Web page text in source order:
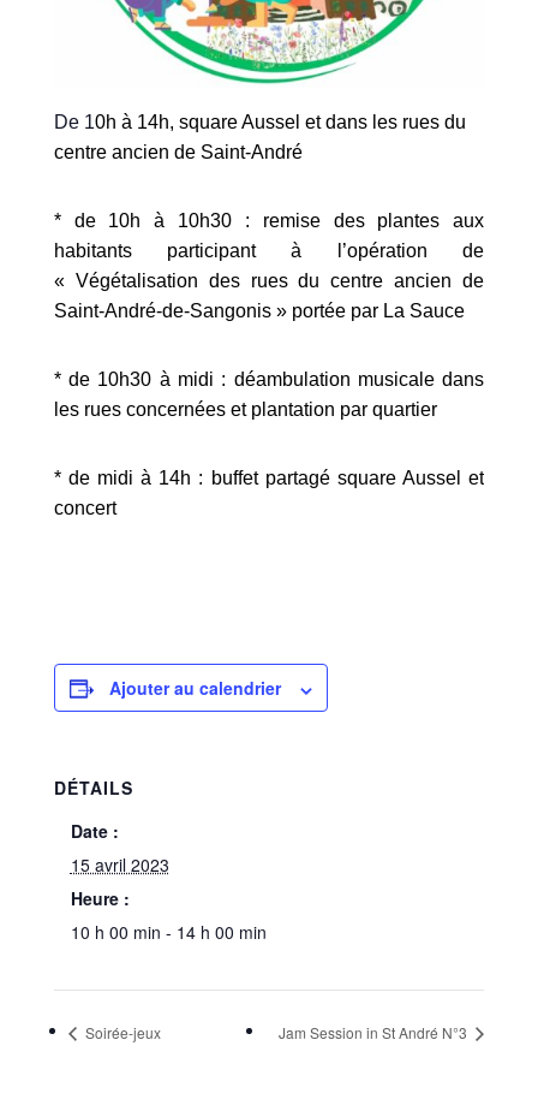
De 10h à 14h, square Aussel et dans les rues du
centre ancien de Saint-André
* de 10h à 10h30 : remise des plantes aux
habitants participant à
l’opération de
« Végétalisation des rues du centre ancien de
Saint-André-de-Sangonis » portée par La Sauce
* de 10h30 à midi : déambulation musicaledans
les rues concernées et plantation par quartier
* de midi à 14h : buffet partagé square Aussel et
concert
Ajouter au calendrier
DÉTAILS
Date :
15 avril 2023
Heure :
10 h 00 min - 14 h 00 min
Soirée-jeux Jam Session in St André N°3